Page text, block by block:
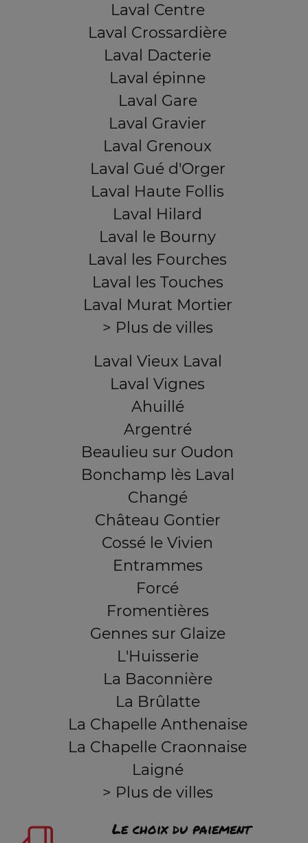
Laval Centre
Laval Crossardière
Laval Dacterie
Laval épinne
Laval Gare
Laval Gravier
Laval Grenoux
Laval Gué d'Orger
Laval Haute Follis
Laval Hilard
Laval le Bourny
Laval les Fourches
Laval les Touches
Laval Murat Mortier
> Plus de villes
Laval Vieux Laval
Laval Vignes
Ahuillé
Argentré
Beaulieu sur Oudon
Bonchamp lès Laval
Changé
Château Gontier
Cossé le Vivien
Entrammes
Forcé
Fromentières
Gennes sur Glaize
L'Huisserie
La Baconnière
La Brûlatte
La Chapelle Anthenaise
La Chapelle Craonnaise
Laigné
> Plus de villes
Le choix du paiement